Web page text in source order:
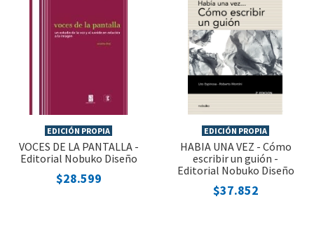
EDICIÓN PROPIA
VOCES DE LA PANTALLA -
Editorial Nobuko Diseño
$28.599
EDICIÓN PROPIA
HABIA UNA VEZ - Cómo
escribir un guión -
Editorial Nobuko Diseño
$37.852